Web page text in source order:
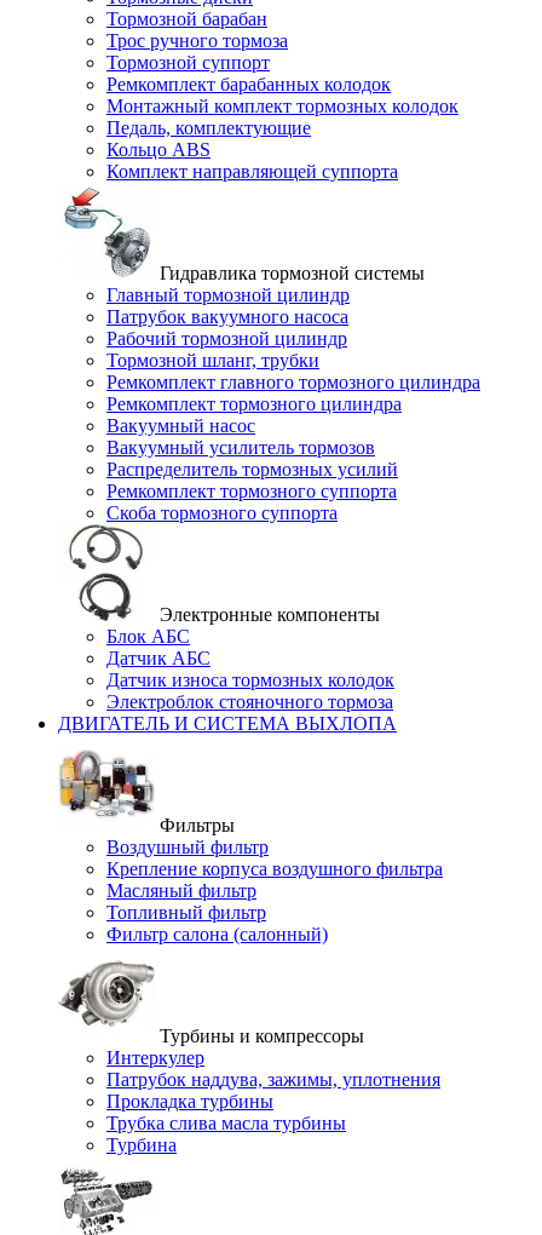
Тормозной барабан
Трос ручного тормоза
Тормозной суппорт
Ремкомплект барабанных колодок
Монтажный комплект тормозных колодок
Педаль, комплектующие
Кольцо ABS
Комплект направляющей суппорта
Гидравлика тормозной системы
Главный тормозной цилиндр
Патрубок вакуумного насоса
Рабочий тормозной цилиндр
Тормозной шланг, трубки
Ремкомплект главного тормозного цилиндра
Ремкомплект тормозного цилиндра
Вакуумный насос
Вакуумный усилитель тормозов
Распределитель тормозных усилий
Ремкомплект тормозного суппорта
Скоба тормозного суппорта
Электронные компоненты
Блок АБС
Датчик АБС
Датчик износа тормозных колодок
Электроблок стояночного тормоза
ДВИГАТЕЛЬ И СИСТЕМА ВЫХЛОПА
Фильтры
Воздушный фильтр
Крепление корпуса воздушного фильтра
Масляный фильтр
Топливный фильтр
Фильтр салона (салонный)
Турбины и компрессоры
Интеркулер
Патрубок наддува, зажимы, уплотнения
Прокладка турбины
Трубка слива масла турбины
Турбина